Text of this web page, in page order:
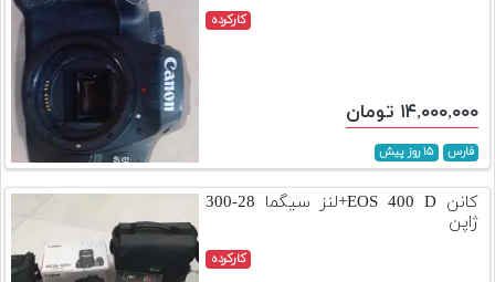
کارکرده
۱۴,۰۰۰,۰۰۰ تومان
فارس ۱۵ روز پیش
کانن EOS 400 D+لنز سیگما 28-300
ژاپن
کارکرده